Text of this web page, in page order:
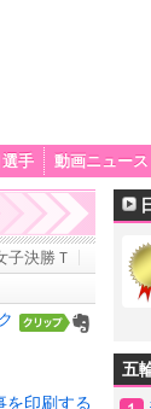
手 動画ニュース
子決勝Ｔ
を印刷する
五